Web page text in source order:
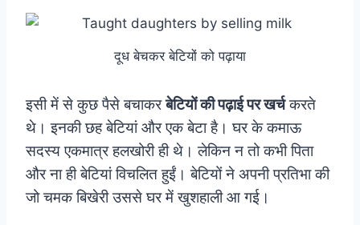
दूध बेचकर बेटियों को पढ़ाया
इसी में से कुछ पैसे बचाकरबेटियों की पढ़ाई पर खर्चकरते
थे। इनकी छह बेटियां और एक बेटा है। घर के कमाऊ
सदस्य एकमात्र हलखोरी ही थे। लेकिन न तो कभी पिता
और ना ही बेटियां विचलित हुईं। बेटियों ने अपनी प्रतिभा की
जो चमक बिखेरी उससे घर में खुशहाली आ गई।